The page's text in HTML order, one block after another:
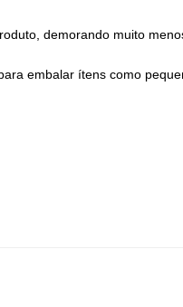
demorando muito
embalar ítens como